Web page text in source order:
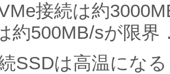
接続は約
約500MB/sが限界
SSDは高温にな